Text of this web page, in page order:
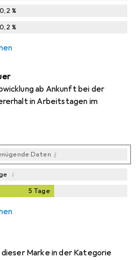
0,2 %
0,2 %
ab Ankunft bei der
in Arbeitstagen im
Daten i
i
5 Tage
Marke in der Kategorie